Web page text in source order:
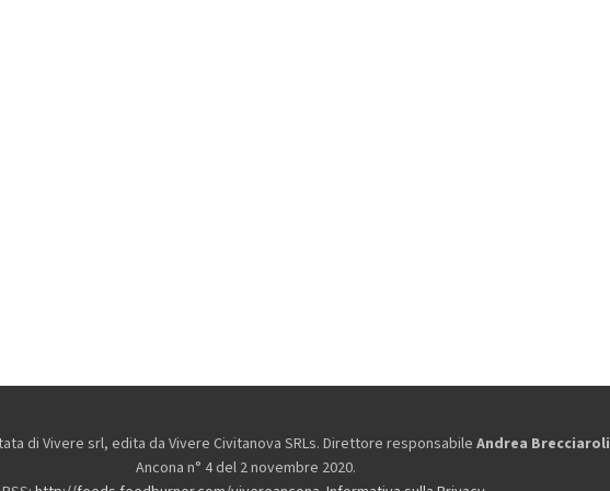
di Vivere srl, edita da Vivere Civitanova SRLs. Direttore responsabile Andrea Brecciaroli
Ancona n° 4 del 2 novembre 2020.